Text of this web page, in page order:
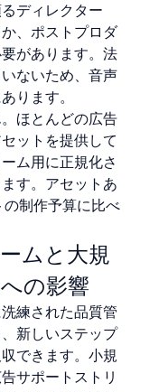
ディレクター
、ポストプロダ
があります。法
ないため、音声
ります。
ほとんどの広告
ットを提供して
ム用に正規化さ
す。アセットあ
制作予算に比べ
ムと大規
の影響
練された品質管
新しいステップ
できます。小規
サポートストリ